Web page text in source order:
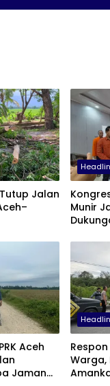
Jalan
Munir
Aceh
Jaman
Warga,